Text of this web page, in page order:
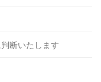
断いたします